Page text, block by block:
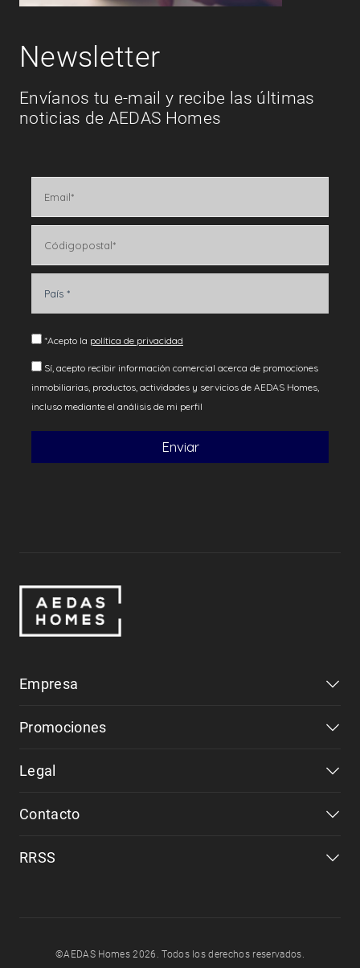
Newsletter
Envíanos tu e-mail y recibe las últimas
noticias de AEDAS Homes
Empresa
Promociones
Legal
Contacto
RRSS
©AEDAS Homes 2026. Todos los derechos reservados.